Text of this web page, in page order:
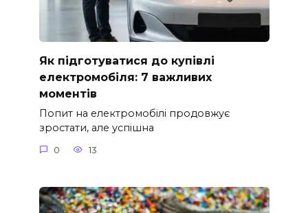
Як підготуватися до купівлі
електромобіля: 7 важливих
моментів
Попит на електромобілі продовжує
зростати, але успішна
0 13